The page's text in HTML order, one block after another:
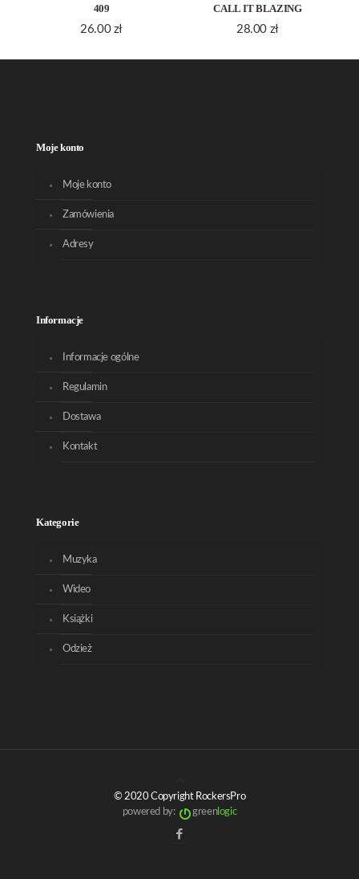
409
26.00 zł
CALL IT BLAZING
28.00 zł
Moje konto
Moje konto
Zamówienia
Adresy
Informacje
Informacje ogólne
Regulamin
Dostawa
Kontakt
Kategorie
Muzyka
Wideo
Książki
Odzież
© 2020 Copyright RockersPro
powered by:
greenlogic